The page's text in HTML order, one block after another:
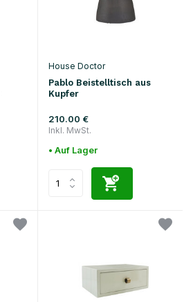
House Doctor
Pablo Beistelltisch aus
Kupfer
210.00 €
Inkl. MwSt.
• Auf Lager